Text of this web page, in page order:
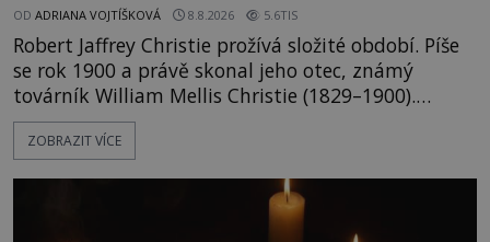
OD ADRIANA VOJTÍŠKOVÁ 8.8.2026 5.6TIS
Robert Jaffrey Christie prožívá složité období. Píše
se rok 1900 a právě skonal jeho otec, známý
továrník William Mellis Christie (1829–1900).
Smutná událost je ale doprovázena ohromným
dědictvím... Robertu připadne rodinné sídlo v
ta, na niž přijde Robert, by jen tak někoho
ZOBRAZIT VÍCE